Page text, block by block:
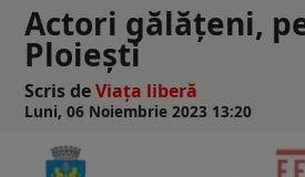
Actori gălăţeni,
Ploieşti
Scris deViaţa liberă
Luni, 06 Noiembrie 2023 13:20